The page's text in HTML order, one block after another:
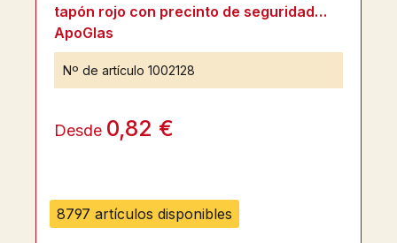
8797 artículos disponibles
tapón rojo con precinto de seguridad
ApoGlas
Nº de artículo 1002128
Desde 0,82 €